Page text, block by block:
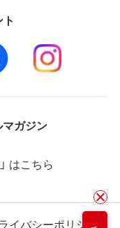
ガジン
はこちら
イバシーポリシー